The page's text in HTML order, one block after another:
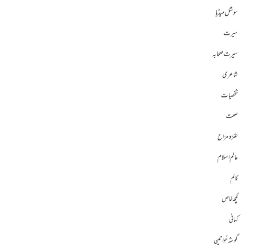
سوشل میڈیا
سیرت
سیرت صحابہ
شاعری
شخصیات
صحت
طنز و مزاح
عالم اسلام
کالم
کچھ خاص
کہانی
گوشہ خواتین